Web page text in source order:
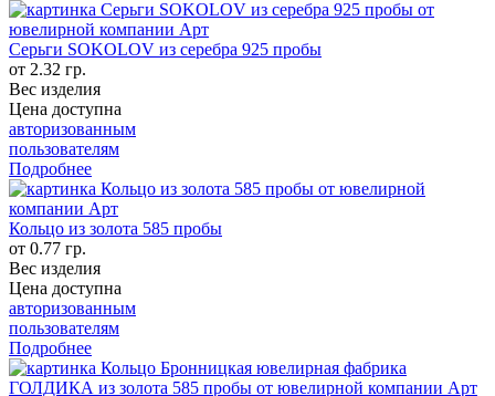
Серьги SOKOLOV из серебра 925 пробы
от 2.32 гр.
Вес изделия
Цена доступна
авторизованным
пользователям
Подробнее
Кольцо из золота 585 пробы
от 0.77 гр.
Вес изделия
Цена доступна
авторизованным
пользователям
Подробнее